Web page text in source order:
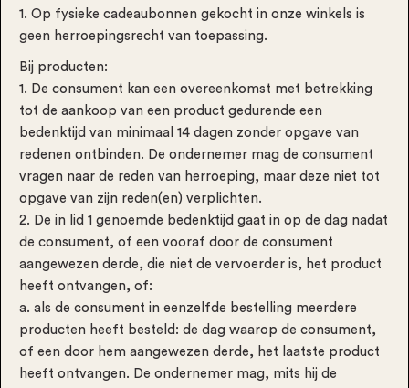
1. Op fysieke cadeaubonnen gekocht in onze winkels is
geen herroepingsrecht van toepassing.
Bij producten:
1. De consument kan een overeenkomst met betrekking
tot de aankoop van een product gedurende een
bedenktijd van minimaal 14 dagen zonder opgave van
redenen ontbinden. De ondernemer mag de consument
vragen naar de reden van herroeping, maar deze niet tot
opgave van zijn reden(en) verplichten.
2. De in lid 1 genoemde bedenktijd gaat in op de dag nadat
de consument, of een vooraf door de consument
aangewezen derde, die niet de vervoerder is, het product
heeft ontvangen, of:
a. als de consument in eenzelfde bestelling meerdere
producten heeft besteld: de dag waarop de consument,
of een door hem aangewezen derde, het laatste product
heeft ontvangen. De ondernemer mag, mits hij de